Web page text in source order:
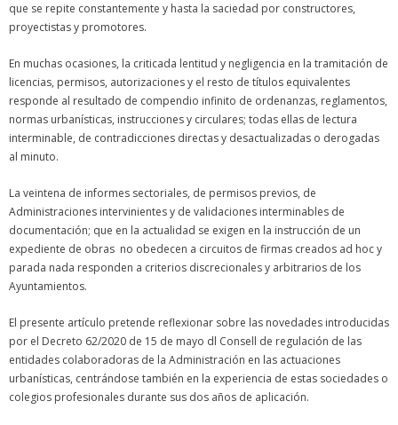
que se repite constantemente y hasta la saciedad por constructores,
proyectistas y promotores.
En muchas ocasiones, la criticada lentitud y negligencia en la tramitación de
licencias, permisos, autorizaciones y el resto de títulos equivalentes
responde al resultado de compendio infinito de ordenanzas, reglamentos,
normas urbanísticas, instrucciones y circulares; todas ellas de lectura
interminable, de contradicciones directas y desactualizadas o derogadas
al minuto.
La veintena de informes sectoriales, de permisos previos, de
Administraciones intervinientes y de validaciones interminables de
documentación; que en la actualidad se exigen en la instrucción de un
expediente de obras no obedecen a circuitos de firmas creados ad hoc y
parada nada responden a criterios discrecionales y arbitrarios de los
Ayuntamientos.
El presente artículo pretende reflexionar sobre las novedades introducidas
por el Decreto 62/2020 de 15 de mayo dl Consell de regulación de las
entidades colaboradoras de la Administración en las actuaciones
urbanísticas, centrándose también en la experiencia de estas sociedades o
colegios profesionales durante sus dos años de aplicación.